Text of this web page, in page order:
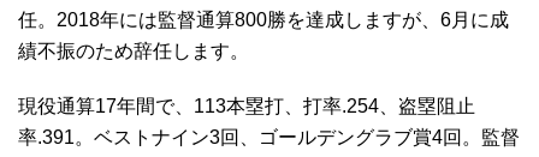
任。2018年には監督通算800勝を達成しますが、6月に成
績不振のため辞任します。
現役通算17年間で、113本塁打、打率.254、盗塁阻止
率.391。ベストナイン3回、ゴールデングラブ賞4回。監督